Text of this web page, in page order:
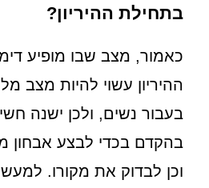
בתחילת ההיריון?
כאמור, מצב שבו מופיע
ההיריון עשוי להיות מצב
בעבור נשים, ולכן ישנה
בהקדם בכדי לבצע אבחון
וכן לבדוק את מקורו.